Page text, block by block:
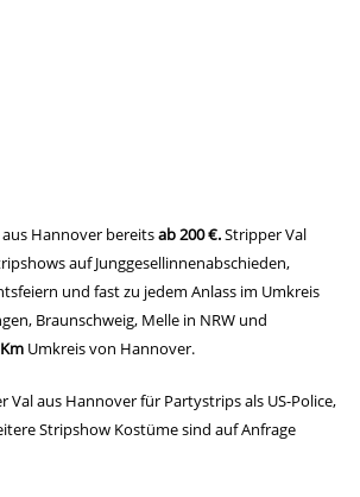
Hannover bereitsab 200 €.Stripper Val
auf Junggesellinnenabschieden,
und fast zu jedem Anlass im Umkreis
Braunschweig, Melle in NRW und
Umkreis von Hannover.
Val aus Hannover für Partystrips als US-Police,
Stripshow Kostüme sind auf Anfrage